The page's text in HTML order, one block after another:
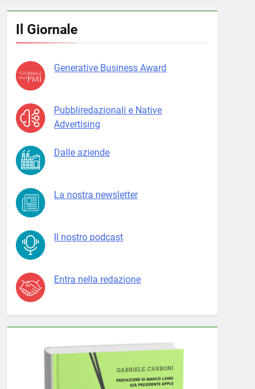
Il Giornale
Generative Business Award
Pubbliredazionali e Native
Advertising
Dalle aziende
La nostra newsletter
Il nostro podcast
Entra nella redazione